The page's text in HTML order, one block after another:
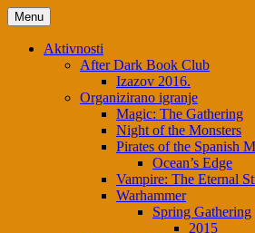
Skip
to
content
Menu
Aktivnosti
After Dark Book Club
Izazov 2016.
Organizirano igranje
Magic: The Gathering
Night of the Monsters
Pirates of the Spanish
Ocean’s Edge
Vampire: The Eternal
Warhammer
Spring Gathering
2015